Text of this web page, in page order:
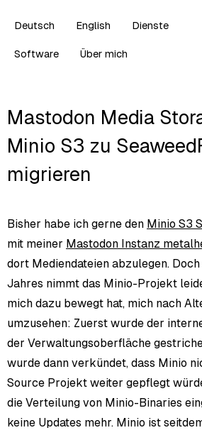
Deutsch English Dienste
Software Über mich
Mastodon Media
Minio S3 zu
migrieren
Bisher habe ich gerne den Minio S3
mit meiner Mastodon Instanz
dort Mediendateien abzulegen.
Jahres nimmt das Minio-Projekt
mich dazu bewegt hat, mich nach
umzusehen: Zuerst wurde der
der Verwaltungsoberfläche
wurde dann verkündet, dass Minio
Source Projekt weiter gepflegt
die Verteilung von Minio-Binaries
keine Updates mehr. Minio ist